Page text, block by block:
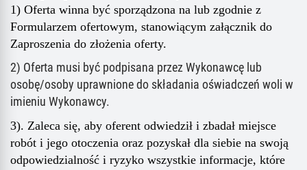
1) Oferta winna być sporządzona na lub zgodnie z
Formularzem ofertowym, stanowiącym załącznik do
Zaproszenia do złożenia oferty.
2) Oferta musi być podpisana przez Wykonawcę lub
osobę/osoby uprawnione do składania oświadczeń woli w
imieniu Wykonawcy.
3). Zaleca się, aby oferent odwiedził i zbadał miejsce
robót i jego otoczenia oraz pozyskał dla siebie na swoją
odpowiedzialność i ryzyko wszystkie informacje, które